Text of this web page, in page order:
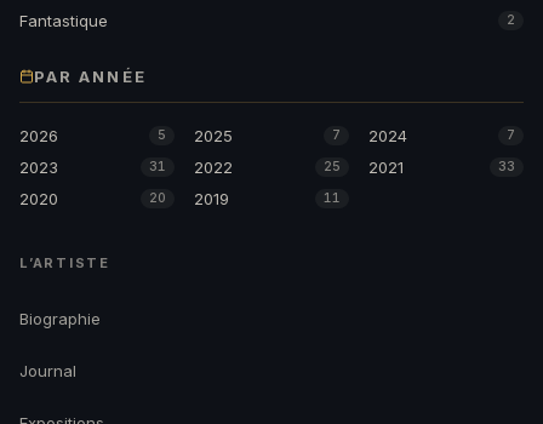
Fantastique 2
PAR ANNÉE
2026 5 2025 7 2024 7
2023 31 2022 25 2021 33
2020 20 2019 11
L’ARTISTE
Biographie
Journal